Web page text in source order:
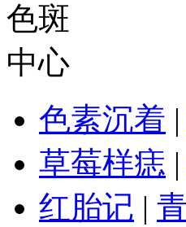
色斑
中心
色素沉着 |
草莓样痣 |
红胎记 |